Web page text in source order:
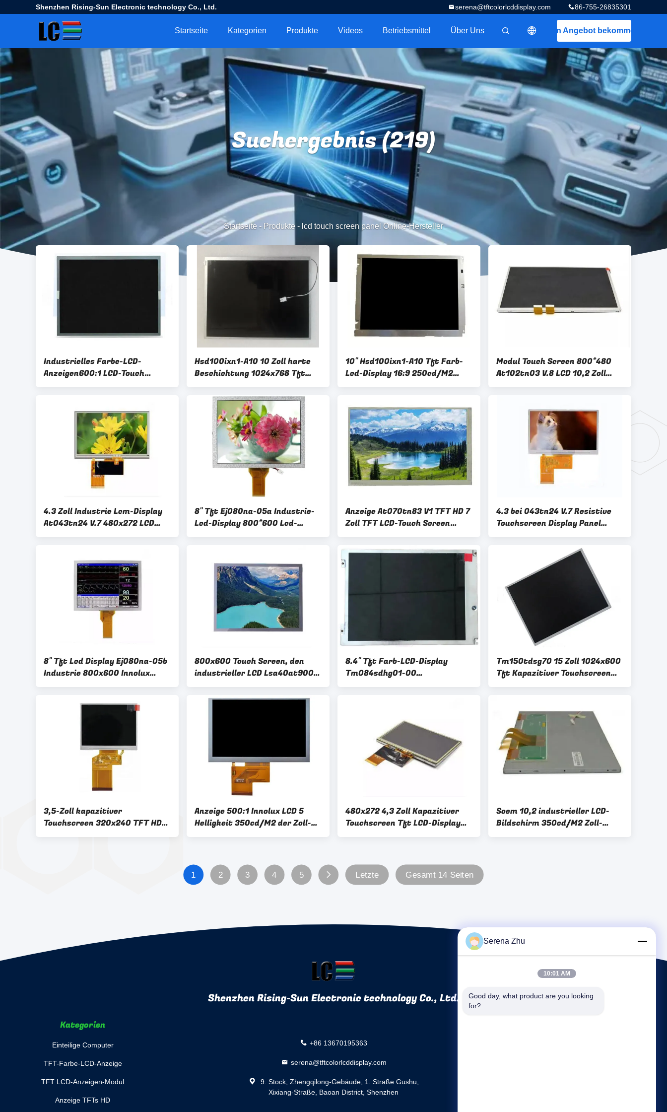
Shenzhen Rising-Sun Electronic technology Co., Ltd. 86-755-26835301
serena@tftcolorlcddisplay.com
Ein Angebot bekommen
描述
Startseite Kategorien Produkte Videos Betriebsmittel Über Uns
Suchergebnis (219)
Startseite - Produkte - lcd touch screen panel Online-Hersteller
Industrielles Farbe-LCD-
Anzeigen600:1 LCD-Touch
Screen Platte ODM des Grad-
Hsd100ixn1-A10 10 Zoll harte
Beschichtung 1024x768 Tft
LCD-Monitor Touchscreen-
Panel
10" Hsd100ixn1-A10 Tft Farb-
Lcd-Display 16:9 250cd/M2
Berührungsbildschirm
Modul Touch Screen 800*480
At102tn03 V.8 LCD 10,2 Zoll
TFT LCD-Anzeigefeld
4.3 Zoll Industrie Lcm-Display
At043tn24 V.7 480x272 LCD
Touchscreen
8" Tft Ej080na-05a Industrie-
Lcd-Display 800*600 Lcd-
Touchscreen
Anzeige At070tn83 V1 TFT HD 7
Zoll TFT LCD-Touch Screen
Antriebs-Brett Soem 800x480
4.3 bei 043tn24 V.7 Resistive
Touchscreen Display Panel
Weite Temperatur
8" Tft Lcd Display Ej080na-05b
Industrie 800x600 Innolux
Laptop 500:1 Touchscreen
800x600 Touch Screen, den
industrieller LCD Lsa40at9001
60 täfelt, steckt Rgb-
Instrument fest
8.4" Tft Farb-LCD-Display
Tm084sdhg01-00
Berührungsbildschirm 800*600
Tm150tdsg70 15 Zoll 1024x600
Tft Kapazitiver Touchscreen
Lcd-Display
3,5-Zoll kapazitiver
Touchscreen 320x240 TFT HD
Display Lq035nc111 Handheld
Anzeige 500:1 Innolux LCD 5
Helligkeit 350cd/M2 der Zoll-
Noten-Bildschirmanzeige-
480x272 4,3 Zoll Kapazitiver
Touchscreen Tft LCD-Display
hohe Helligkeit
Soem 10,2 industrieller LCD-
Bildschirm 350cd/M2 Zoll-
Touch Screen Monitor-
1 2 3 4 5 Letzte Gesamt 14 Seiten
Shenzhen Rising-Sun Electronic technology Co., Ltd.
Kategorien
Einteilige Computer
TFT-Farbe-LCD-Anzeige
TFT LCD-Anzeigen-Modul
Anzeige TFTs HD
+86 13670195363
serena@tftcolorlcddisplay.com
9. Stock, Zhengqilong-Gebäude, 1. Straße Gushu,
Xixiang-Straße, Baoan District, Shenzhen
Serena Zhu
10:01 AM
Good day, what product are you looking
for?